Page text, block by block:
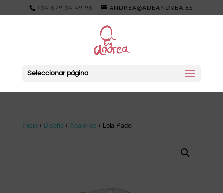
+34 679 34 49 96 ANDREA@ADEANDREA.ES
Seleccionar página
Inicio/ Diseño/ Abalorios / Lola Padel